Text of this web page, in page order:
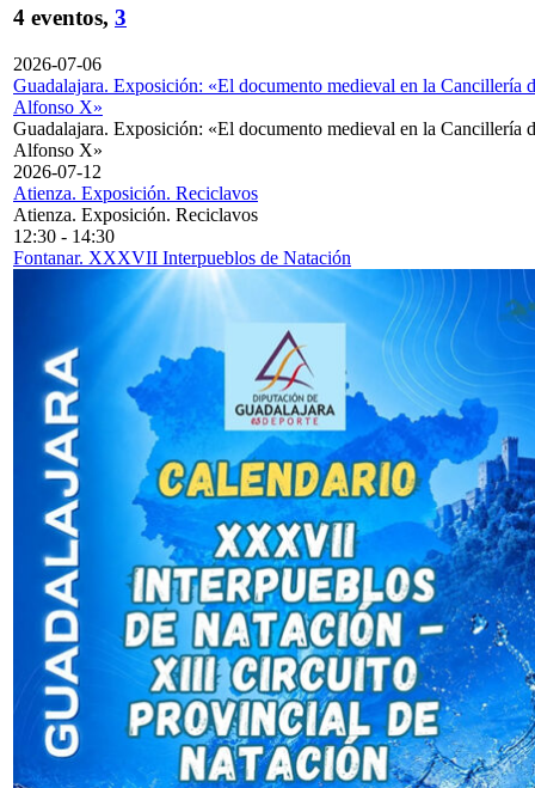
4 eventos, 3
2026-07-06
Guadalajara. Exposición: «El documento medieval en la Cancillería
Alfonso X»
Guadalajara. Exposición: «El documento medieval en la Cancillería
Alfonso X»
2026-07-12
Atienza. Exposición. Reciclavos
Atienza. Exposición. Reciclavos
12:30 - 14:30
Fontanar. XXXVII Interpueblos de Natación